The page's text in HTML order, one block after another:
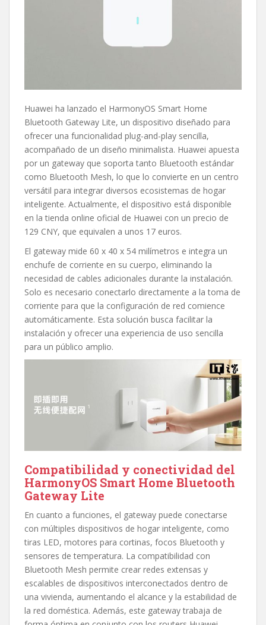
Huawei ha lanzado el HarmonyOS Smart Home
Bluetooth Gateway Lite, un dispositivo diseñado para
ofrecer una funcionalidad plug-and-play sencilla,
acompañado de un diseño minimalista. Huawei apuesta
por un gateway que soporta tanto Bluetooth estándar
como Bluetooth Mesh, lo que lo convierte en un centro
versátil para integrar diversos ecosistemas de hogar
inteligente. Actualmente, el dispositivo está disponible
en la tienda online oficial de Huawei con un precio de
129 CNY, que equivalen a unos 17 euros.
El gateway mide 60 x 40 x 54 milímetros e integra un
enchufe de corriente en su cuerpo, eliminando la
necesidad de cables adicionales durante la instalación.
Solo es necesario conectarlo directamente a la toma de
corriente para que la configuración de red comience
automáticamente. Esta solución busca facilitar la
instalación y ofrecer una experiencia de uso sencilla
para un público amplio.
Compatibilidad y conectividad del
HarmonyOS Smart Home Bluetooth
Gateway Lite
En cuanto a funciones, el gateway puede conectarse
con múltiples dispositivos de hogar inteligente, como
tiras LED, motores para cortinas, focos Bluetooth y
sensores de temperatura. La compatibilidad con
Bluetooth Mesh permite crear redes extensas y
escalables de dispositivos interconectados dentro de
una vivienda, aumentando el alcance y la estabilidad de
la red doméstica. Además, este gateway trabaja de